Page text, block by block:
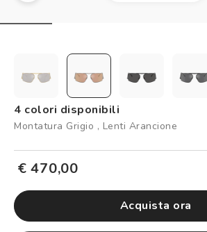
Controllo visivo
Logout
4 colori disponibili
Montatura Grigio , Lenti Arancione
€ 470,00
Acquista ora